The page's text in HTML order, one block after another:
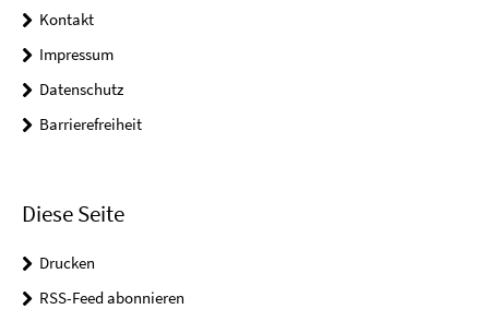
Kontakt
Impressum
Datenschutz
Barrierefreiheit
Diese Seite
Drucken
RSS-Feed abonnieren